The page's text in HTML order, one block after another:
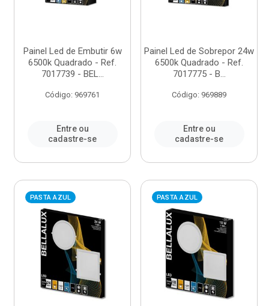
Painel Led de Embutir 6w
6500k Quadrado - Ref.
7017739 - BEL...
Código: 969761
Entre ou
cadastre-se
Painel Led de Sobrepor 24w
6500k Quadrado - Ref.
7017775 - B...
Código: 969889
Entre ou
cadastre-se
PASTA AZUL PASTA AZUL